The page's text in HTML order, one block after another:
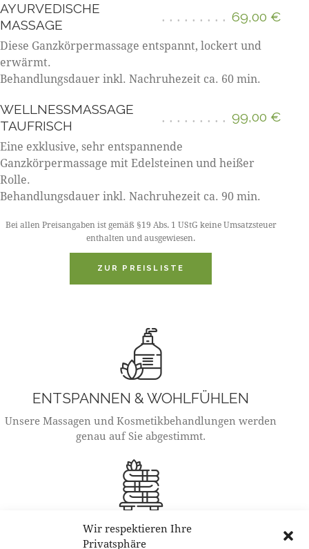
Wir respektieren Ihre
Privatsphäre
AYURVEDISCHE
MASSAGE
69,00 €
Diese Ganzkörpermassage entspannt, lockert und
erwärmt.
Behandlungsdauer inkl. Nachruhezeit ca. 60 min.
WELLNESSMASSAGE
TAUFRISCH
99,00 €
Eine exklusive, sehr entspannende
Ganzkörpermassage mit Edelsteinen und heißer
Rolle.
Behandlungsdauer inkl. Nachruhezeit ca. 90 min.
Bei allen Preisangaben ist gemäß §19 Abs. 1 UStG keine Umsatzsteuer
enthalten und ausgewiesen.
ZUR PREISLISTE
ENTSPANNEN & WOHLFÜHLEN
Unsere Massagen und Kosmetikbehandlungen werden
genau auf Sie abgestimmt.
ÖFFNUNGSZEITEN